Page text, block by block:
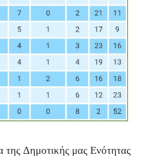
της Δημοτικής μας Ενότητας